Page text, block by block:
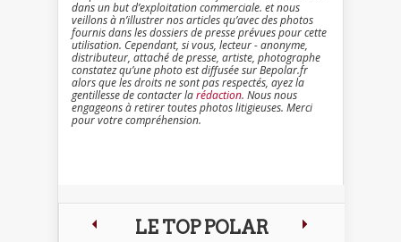
dans un but d’exploitation commerciale. et nous
veillons à n’illustrer nos articles qu’avec des photos
fournis dans les dossiers de presse prévues pour cette
utilisation. Cependant, si vous, lecteur - anonyme,
distributeur, attaché de presse, artiste, photographe
constatez qu’une photo est diffusée sur Bepolar.fr
alors que les droits ne sont pas respectés, ayez la
gentillesse de contacter larédaction. Nous nous
engageons à retirer toutes photos litigieuses. Merci
pour votre compréhension.
LE TOP POLAR